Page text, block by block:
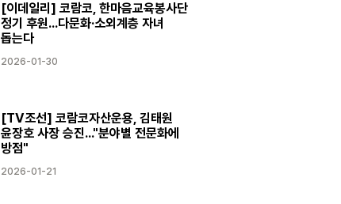
[이데일리] 코람코, 한마음교육봉사단
정기 후원…다문화·소외계층 자녀
돕는다
2026-01-30
[TV조선] 코람코자산운용, 김태원
윤장호 사장 승진…"분야별 전문화에
방점"
2026-01-21